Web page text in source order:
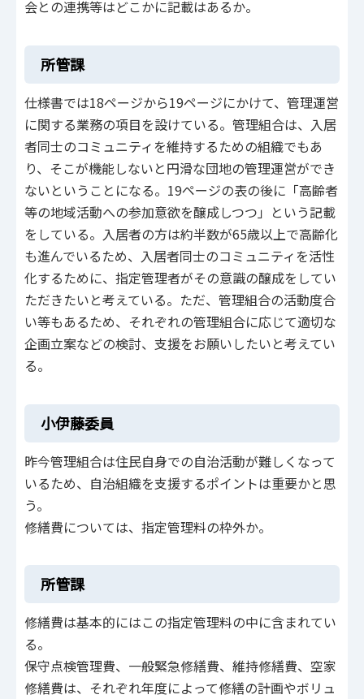
会との連携等はどこかに記載はあるか。
所管課
仕様書では18ページから19ページにかけて、管理運営
に関する業務の項目を設けている。管理組合は、入居
者同士のコミュニティを維持するための組織でもあ
り、そこが機能しないと円滑な団地の管理運営ができ
ないということになる。19ページの表の後に「高齢者
等の地域活動への参加意欲を醸成しつつ」という記載
をしている。入居者の方は約半数が65歳以上で高齢化
も進んでいるため、入居者同士のコミュニティを活性
化するために、指定管理者がその意識の醸成をしてい
ただきたいと考えている。ただ、管理組合の活動度合
い等もあるため、それぞれの管理組合に応じて適切な
企画立案などの検討、支援をお願いしたいと考えてい
る。
小伊藤委員
昨今管理組合は住民自身での自治活動が難しくなって
いるため、自治組織を支援するポイントは重要かと思
う。
修繕費については、指定管理料の枠外か。
所管課
修繕費は基本的にはこの指定管理料の中に含まれてい
る。
保守点検管理費、一般緊急修繕費、維持修繕費、空家
修繕費は、それぞれ年度によって修繕の計画やボリュ